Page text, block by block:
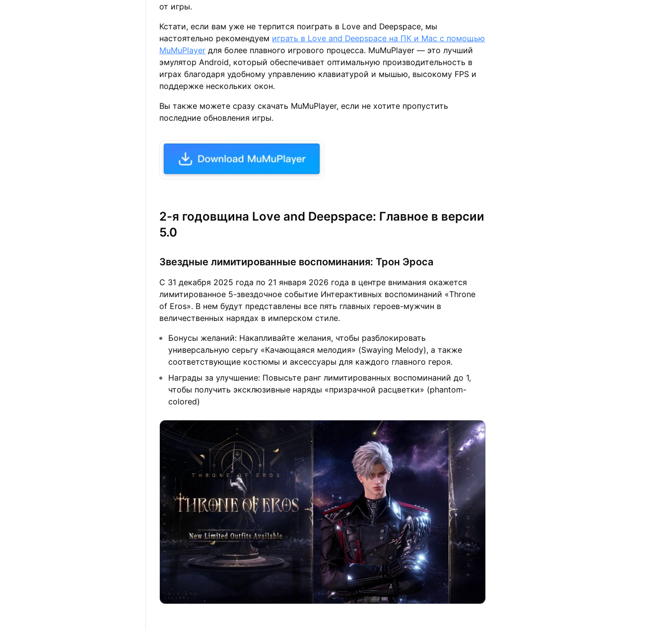
от игры.
Кстати, если вам уже не терпится поиграть в Love and Deepspace, мы
настоятельно рекомендуем играть в Love and Deepspace на ПК и Mac с помощью
MuMuPlayer для более плавного игрового процесса. MuMuPlayer — этолучший
эмулятор Android, который обеспечивает оптимальную производительность в
играх благодаря удобному управлению клавиатурой и мышью, высокому FPS и
поддержке нескольких окон.
Вы также можете сразускачать MuMuPlayer, если не хотите пропустить
последние обновления игры.
2-я годовщина Love and Deepspace: Главное в версии
5.0
Звездные лимитированные воспоминания: Трон Эроса
С 31 декабря 2025 года по 21 января 2026 года в центре внимания окажется
лимитированное 5-звездочное событие Интерактивных воспоминаний «Throne
of Eros». В нем будут представлены все пять главных героев-мужчин в
величественных нарядах в имперском стиле.
Бонусы желаний: Накапливайте желания, чтобы разблокировать
универсальную серьгу «Качающаяся мелодия» (Swaying Melody), а также
соответствующие костюмы и аксессуары для каждого главного героя.
Награды за улучшение: Повысьте ранг лимитированных воспоминаний до 1,
чтобы получить эксклюзивные наряды «призрачной расцветки» (phantom-
colored)